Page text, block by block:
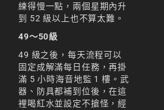
練得慢一點，兩個星期內升
到 52 級以上也不算太難。
49～50級
49 級之後，每天流程可以
固定成解滿每日任務，再掛
滿 5 小時海音地監 1 樓。武
器、防具都補到位後，在這
裡喝紅水並設定不搶怪，經